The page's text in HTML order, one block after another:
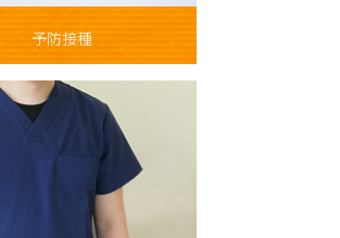
予防接種